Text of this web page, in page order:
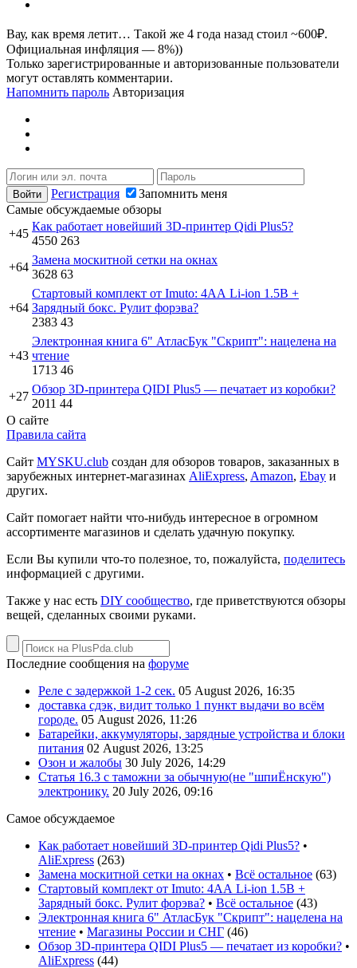
Вау, как время летит… Такой же 4 года назад стоил ~600₽.
Официальная инфляция — 8%))
Только зарегистрированные и авторизованные пользователи
могут оставлять комментарии.
Напомнить пароль Авторизация
Регистрация
Запомнить меня
Самые обсуждаемые обзоры
+45
Как работает новейший 3D-принтер Qidi Plus5?
4550 263
+64
Замена москитной сетки на окнах
3628 63
+64
Стартовый комплект от Imuto: 4АА Li-ion 1.5В +
Зарядный бокс. Рулит форэва?
2383 43
+43
Электронная книга 6" АтласБук "Скрипт": нацелена на
чтение
1713 46
+27
Обзор 3D-принтера QIDI Plus5 — печатает из коробки?
2011 44
О сайте
Правила сайта
Сайт MYSKU.club cоздан для обзоров товаров, заказанных в
зарубежных интернет-магазинах AliExpress, Amazon, Ebay и
других.
Сайт помогает найти что-нибудь интересное в огромном
ассортименте магазинов и сделать удачную покупку.
Если Вы купили что-то полезное, то, пожалуйста, поделитесь
информацией с другими.
Также у нас есть DIY сообщество, где приветствуются обзоры
вещей, сделанных своими руками.
Последние сообщения на форуме
Реле с задержкой 1-2 сек. 05 August 2026, 16:35
доставка сдэк, видит только 1 пункт выдачи во всём
городе. 05 August 2026, 11:26
Батарейки, аккумуляторы, зарядные устройства и блоки
питания 02 August 2026, 13:25
Озон и жалобы 30 July 2026, 14:29
Статья 16.3 с таможни за обычную(не "шпиЁнскую")
электронику. 20 July 2026, 09:16
Самое обсуждаемое
Как работает новейший 3D-принтер Qidi Plus5? •
AliExpress (263)
Замена москитной сетки на окнах • Всё остальное (63)
Стартовый комплект от Imuto: 4АА Li-ion 1.5В +
Зарядный бокс. Рулит форэва? • Всё остальное (43)
Электронная книга 6" АтласБук "Скрипт": нацелена на
чтение • Магазины России и СНГ (46)
Обзор 3D-принтера QIDI Plus5 — печатает из коробки? •
AliExpress (44)